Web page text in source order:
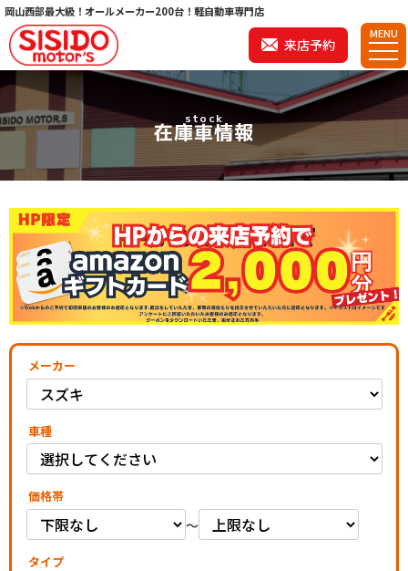
岡山西部最大級！オールメーカー200台！軽自動車専門店
来店予約
MENU
stock
在庫車情報
メーカー
車種
価格帯
～
タイプ